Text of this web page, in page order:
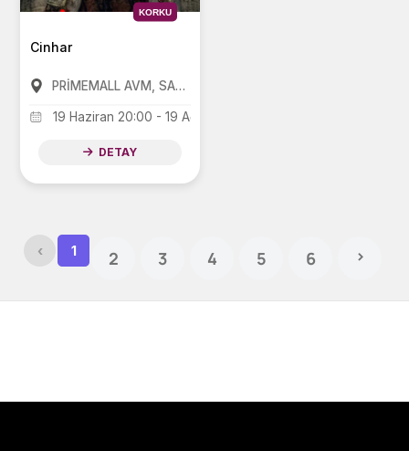
KORKU
Cinhar
PRİMEMALL AVM, SANKO PARK AVM, FORUM AVM
19 Haziran 20:00 - 19 Ağustos 20:00
DETAY
‹ 1 2 3 4 5 6 ›